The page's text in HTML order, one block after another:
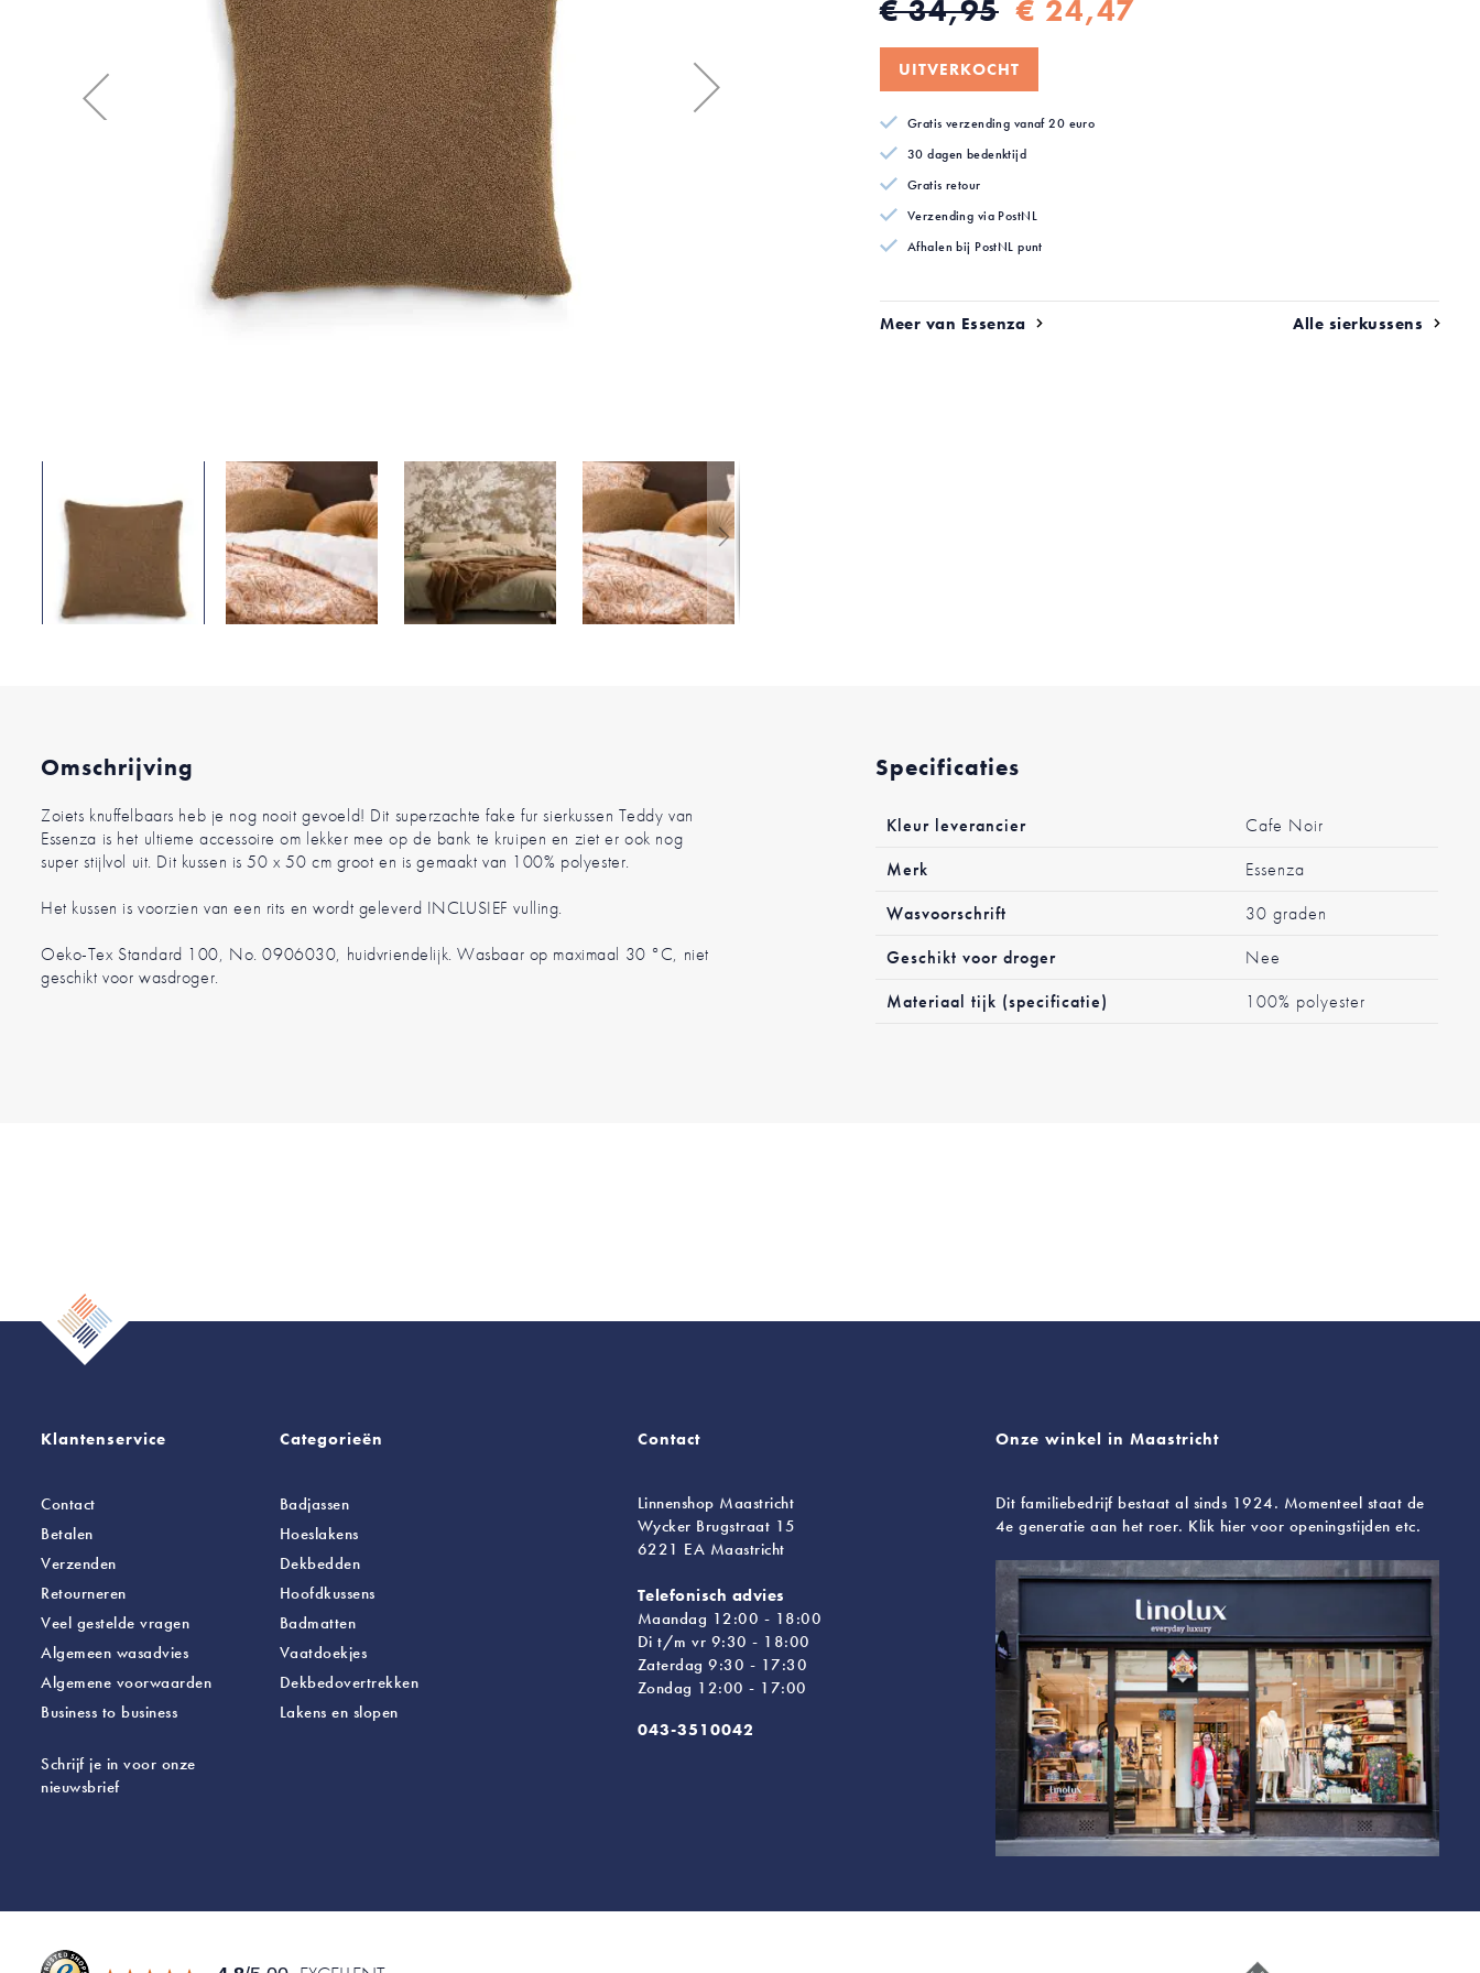
afbeeldingen-
€ 34,95 € 24,47
UITVERKOCHT
Gratis verzending vanaf 20 euro
30 dagen bedenktijd
Gratis retour
Verzending via PostNL
Afhalen bij PostNL punt
Meer van Essenza Alle sierkussens
Omschrijving
Zoiets knuffelbaars heb je nog nooit gevoeld! Dit superzachte fake fur sierkussen Teddy van
Essenza is het ultieme accessoire om lekker mee op de bank te kruipen en ziet er ook nog
super stijlvol uit. Dit kussen is 50 x 50 cm groot en is gemaakt van 100% polyester.
Het kussen is voorzien van een rits en wordt geleverd INCLUSIEF vulling.
Oeko-Tex Standard 100, No. 0906030, huidvriendelijk. Wasbaar op maximaal 30 °C, niet
geschikt voor wasdroger.
Specificaties
Meer
informatie
Kleur leverancier
Cafe Noir
Merk
Essenza
Wasvoorschrift
30 graden
Geschikt voor droger
Nee
Materiaal tijk (specificatie)
100% polyester
Klantenservice
Contact
Betalen
Verzenden
Retourneren
Veel gestelde vragen
Algemeen wasadvies
Algemene voorwaarden
Business to business
Schrijf je in voor onze
nieuwsbrief
Categorieën
Badjassen
Hoeslakens
Dekbedden
Hoofdkussens
Badmatten
Vaatdoekjes
Dekbedovertrekken
Lakens en slopen
Contact
Linnenshop Maastricht
Wycker Brugstraat 15
6221 EA Maastricht
Telefonisch advies
Maandag 12:00 - 18:00
Di t/m vr 9:30 - 18:00
Zaterdag 9:30 - 17:30
Zondag 12:00 - 17:00
043-3510042
Onze winkel in Maastricht
Dit familiebedrijf bestaat al sinds 1924. Momenteel staat de
4e generatie aan het roer. Klik hier voor openingstijden etc.